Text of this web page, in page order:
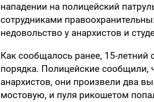
нападении на полицейский
сотрудниками
недовольство у анархистов и
Как сообщалось ранее, 15-летний
порядка. Полицейские сообщили,
анархистов, они произвели два
мостовую, и пуля рикошетом